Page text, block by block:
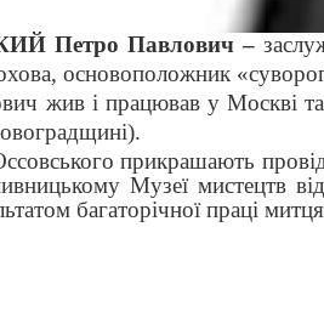
Петро Павлович –
, основоположник
жив і працював у Москві та
прикрашають провідні
Музеї мистецтв
багаторічної праці